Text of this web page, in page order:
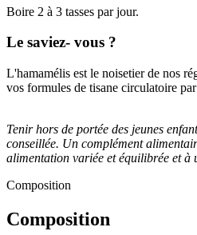
Boire 2 à 3 tasses par jour.
Le saviez- vous ?
L'hamamélis est le noisetier de nos
vos formules de tisane circulatoire
Tenir hors de portée des jeunes
conseillée. Un complément
alimentation variée et équilibrée et à
Composition
Composition